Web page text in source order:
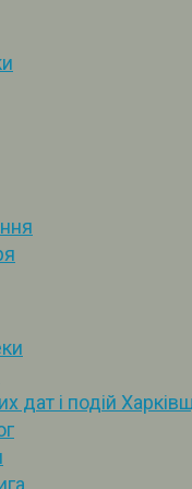
дат і подій